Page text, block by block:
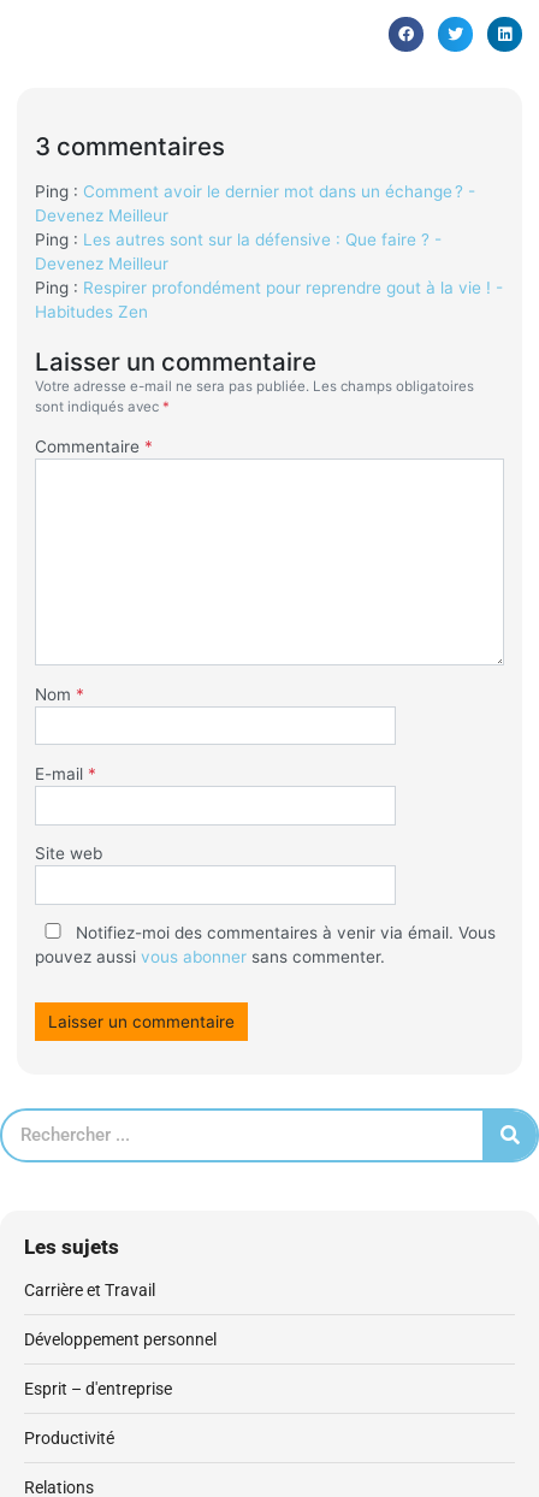
3 commentaires
Ping : Comment avoir le dernier mot dans un échange ? -
Devenez Meilleur
Ping : Les autres sont sur la défensive : Que faire ? -
Devenez Meilleur
Ping : Respirer profondément pour reprendre gout à la vie ! -
Habitudes Zen
Laisser un commentaire
Votre adresse e-mail ne sera pas publiée. Les champs obligatoires
sont indiqués avec *
Commentaire *
Nom *
E-mail *
Site web
Notifiez-moi des commentaires à venir via émail. Vous
pouvez aussi vous abonnersans commenter.
Les sujets
Carrière et Travail
Développement personnel
Esprit – d'entreprise
Productivité
Relations